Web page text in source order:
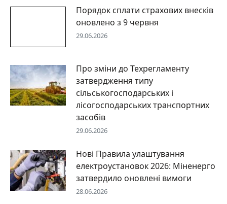
Порядок сплати страхових внесків
оновлено з 9 червня
29.06.2026
Про зміни до Техрегламенту
затвердження типу
сільськогосподарських і
лісогосподарських транспортних
засобів
29.06.2026
Нові Правила улаштування
електроустановок 2026: Міненерго
затвердило оновлені вимоги
28.06.2026